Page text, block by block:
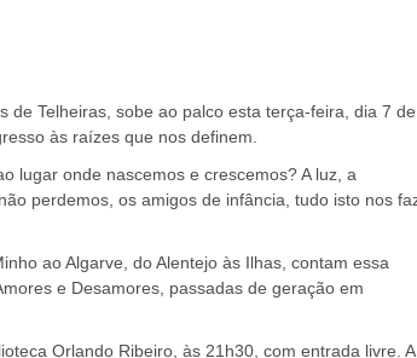
de Telheiras, sobe ao palco esta terça-feira, dia 7 de
às raízes que nos definem.
lugar onde nascemos e crescemos? A luz, a
perdemos, os amigos de infância, tudo isto nos
ao Algarve, do Alentejo às Ilhas, contam essa
e Desamores, passadas de geração em
Orlando Ribeiro, às 21h30, com entrada livre. A